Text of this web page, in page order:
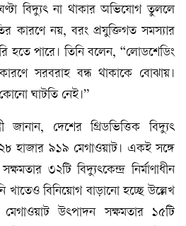
বিদ্যুৎ না থাকার অভিযোগ তুললে
কারণে নয়, বরং প্রযুক্তিগত সমস্যার
হতে পারে। তিনি বলেন, “লোডশেডিং
সরবরাহ বন্ধ থাকাকে বোঝায়।
ঘাটতি নেই।”
জানান, দেশের গ্রিডভিত্তিক বিদ্যুৎ
হাজার ৯১৯ মেগাওয়াট। একই সঙ্গে
৩২টি বিদ্যুৎকেন্দ্র নির্মাণাধীন
খাতেও বিনিয়োগ বাড়ানো হচ্ছে উল্লেখ
উৎপাদন সক্ষমতার ১৫টি